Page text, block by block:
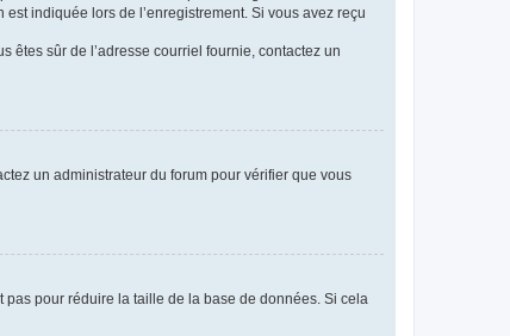
indiquée lors de l’enregistrement. Si vous avez reçu
êtes sûr de l’adresse courriel fournie, contactez un
un administrateur du forum pour vérifier que vous
pas pour réduire la taille de la base de données. Si cela